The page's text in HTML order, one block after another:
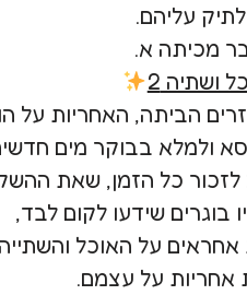
עליהם.
מכיתה א.
ושתיה 2
הביתה, האחריות על
ולמלא בבוקר מים
לזכור כל הזמן, שאת
בוגרים שידעו לקום לבד,
אחראים על האוכל
אחריות על עצמם.